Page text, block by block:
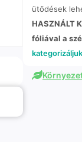
ütődések
HASZNÁLT
fóliával a